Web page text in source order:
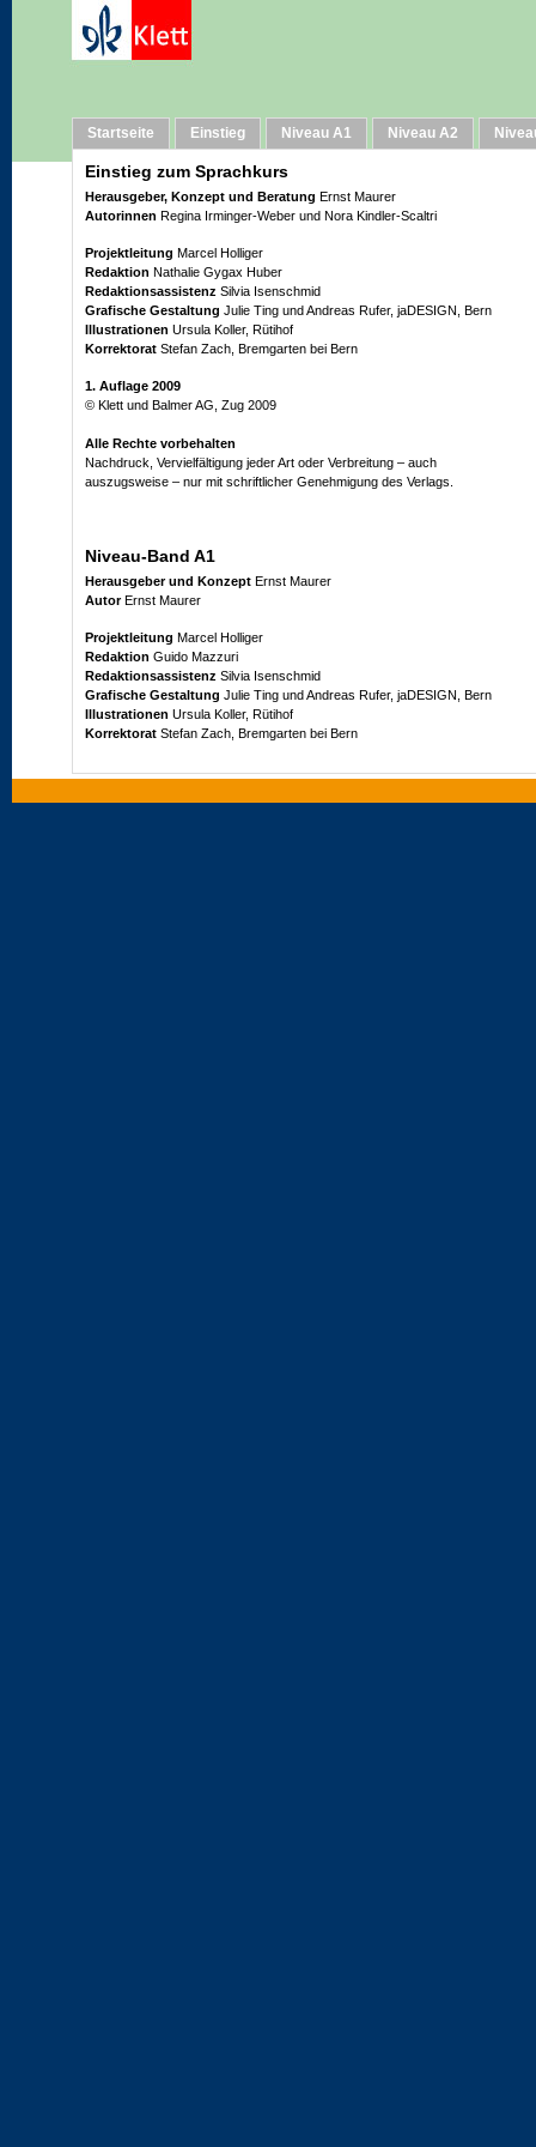
Startseite Einstieg Niveau A1 Niveau A2
Einstieg zum Sprachkurs
Herausgeber, Konzept und Beratung Ernst Maurer
Autorinnen Regina Irminger-Weber und Nora Kindler-Scaltri
Projektleitung Marcel Holliger
Redaktion Nathalie Gygax Huber
Redaktionsassistenz Silvia Isenschmid
Grafische Gestaltung Julie Ting und Andreas Rufer, jaDESIGN, Bern
Illustrationen Ursula Koller, Rütihof
Korrektorat Stefan Zach, Bremgarten bei Bern
1. Auflage 2009
© Klett und Balmer AG, Zug 2009
Alle Rechte vorbehalten
Nachdruck, Vervielfältigung jeder Art oder Verbreitung – auch
auszugsweise – nur mit schriftlicher Genehmigung des Verlags.
Niveau-Band A1
Herausgeber und Konzept Ernst Maurer
AutorErnst Maurer
Projektleitung Marcel Holliger
Redaktion Guido Mazzuri
Redaktionsassistenz Silvia Isenschmid
Grafische Gestaltung Julie Ting und Andreas Rufer, jaDESIGN, Bern
Illustrationen Ursula Koller, Rütihof
Korrektorat Stefan Zach, Bremgarten bei Bern
1. Auflage 2011